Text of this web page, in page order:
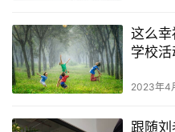
这么
学校活
2023年4
跟随